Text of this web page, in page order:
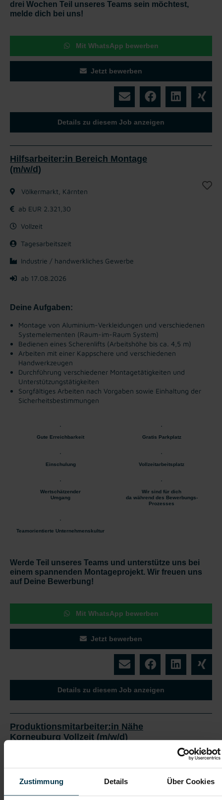
Zustimmung Details Über Cookies
drei Wochen Teil unseres Teams sein möchtest,
melde dich bei uns!
Mit WhatsApp bewerben
Jetzt bewerben
Details zu diesem Job anzeigen
Hilfsarbeiter:in Bereich Montage
(m/w/d)
Völkermarkt, Kärnten
ab EUR 2.321,30
Vollzeit
Tagesarbeitszeit
Industrie / handwerkliches Gewerbe
ab 17.08.2026
Deine Aufgaben:
Montage von Aluminium-Verkleidungen und verschiedenen
Systemelementen (Raum-im-Raum System)
Bedienen eines Scherenlifts (Arbeitshöhe bis ca. 4,5 m)
Arbeiten mit einer Kappschere und verschiedenen
Handwerkzeugen
Durchführung verschiedener Montagetätigkeiten und
Unterstützungstätigkeiten
Sorgfältiges Arbeiten nach Vorgaben sowie Einhaltung der
Sicherheitsbestimmungen
Gute Erreichbarkeit Gratis Parkplatz
Einschulung Vollzeitarbeitsplatz
Wertschätzender
Umgang
Wir sind für dich
da während des Bewerbungs-
Prozesses
Teamorientierte Unternehmenskultur
Werde Teil unseres Teams und unterstütze uns bei
einem spannenden Montageprojekt. Wir freuen uns
auf Deine Bewerbung!
Mit WhatsApp bewerben
Jetzt bewerben
Details zu diesem Job anzeigen
Produktionsmitarbeiter:in Nähe
Korneuburg Vollzeit (m/w/d)
Vollzeit